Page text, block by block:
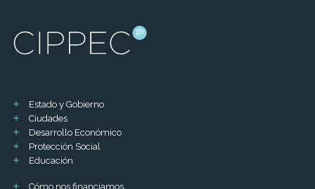
Estado y Gobierno
Ciudades
Desarrollo Económico
Protección Social
Educación
Cómo nos financiamos